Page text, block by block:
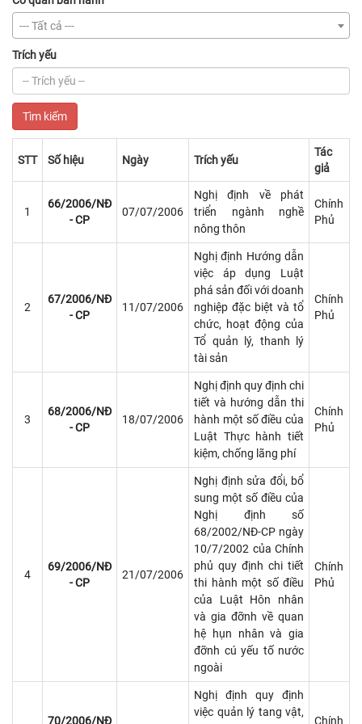
--- Tất cả ---
Trích yếu
Tìm kiếm
STT Số hiệu Ngày Trích yếu
Tác
giả
Trích yếu
giả
1
66/2006/NĐ
- CP
07/07/2006
Nghị định về phát
triển ngành nghề
nông thôn
Chính
Phủ
2
67/2006/NĐ
- CP
11/07/2006
Nghị định Hướng dẫn
việc áp dụng Luật
phá sản đối với doanh
nghiệp đặc biệt và tổ
chức, hoạt động của
Tổ quản lý, thanh lý
tài sản
Chính
Phủ
3
68/2006/NĐ
- CP
18/07/2006
Nghị định quy định chi
tiết và hướng dẫn thi
hành một số điều của
Luật Thực hành tiết
kiệm, chống lãng phí
Chính
Phủ
4
69/2006/NĐ
- CP
21/07/2006
Nghị định sửa đổi, bổ
sung một số điều của
Nghị định số
68/2002/NĐ-CP ngày
10/7/2002 của Chính
phủ quy định chi tiết
thi hành một số điều
của Luật Hôn nhân
và gia đỡnh về quan
hệ hụn nhân và gia
đỡnh cú yếu tố nước
ngoài
Chính
Phủ
70/2006/NĐ
Nghị định quy định
việc quản lý tang vật,
Chính